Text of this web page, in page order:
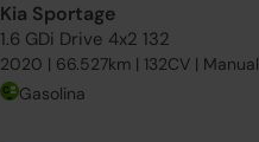
Kia Sportage
1.6 GDi Drive 4x2 132
2020 | 66.527km | 132CV | Manual
Gasolina